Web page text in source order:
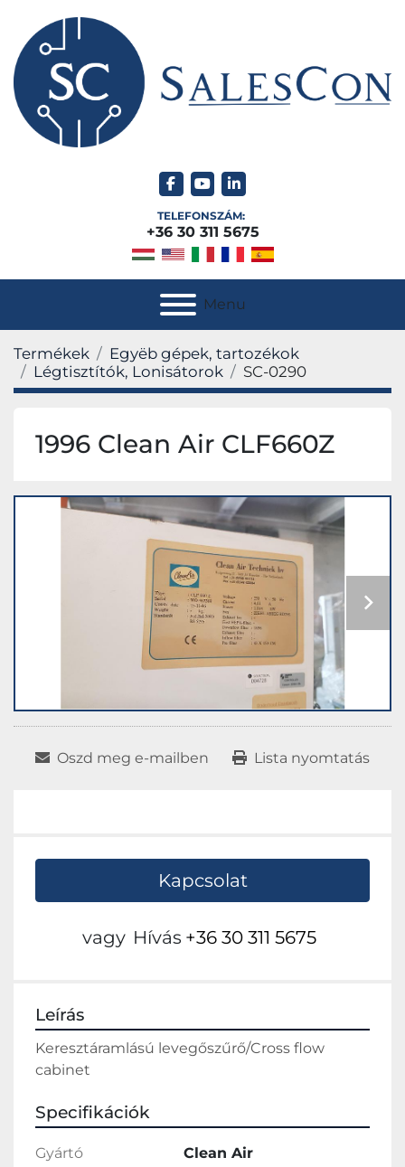
facebook
youtubelinkedin
TELEFONSZÁM:
+36 30 311 5675
Menu
Termékek
Egyëb gépek, tartozékok
Légtisztítók, Lonisátorok
SC-0290
1996 Clean Air CLF660Z
Oszd meg e-mailben Lista nyomtatás
Kapcsolat
vagy Hívás +36 30 311 5675
Leírás
Keresztáramlású levegőszűrő/Cross flow
cabinet
Specifikációk
Gyártó Clean Air